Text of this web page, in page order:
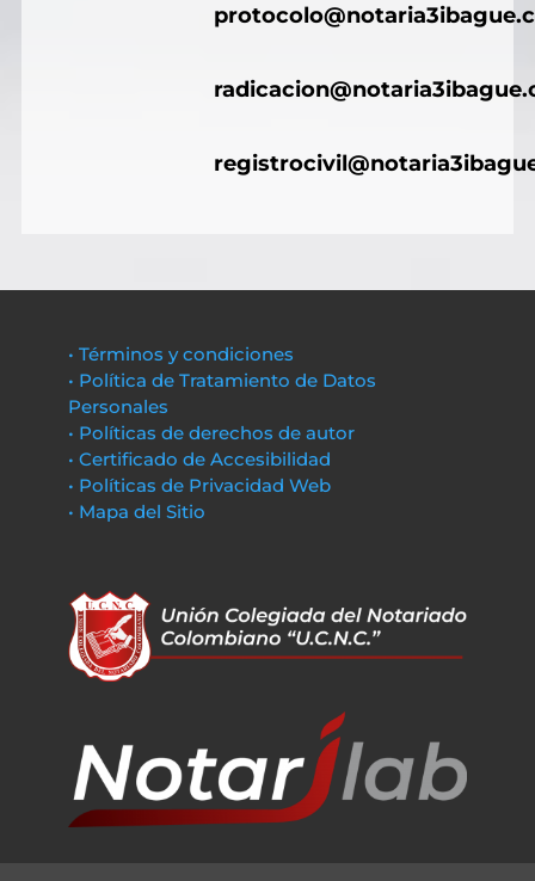
• Términos y condiciones
• Política de Tratamiento de Datos
Personales
• Políticas de derechos de autor
• Certificado de Accesibilidad
• Políticas de Privacidad Web
• Mapa del Sitio